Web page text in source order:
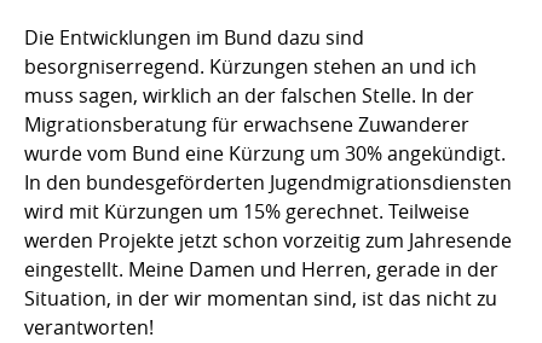
Die Entwicklungen im Bund dazu sind
besorgniserregend. Kürzungen stehen an und ich
muss sagen, wirklich an der falschen Stelle. In der
Migrationsberatung für erwachsene Zuwanderer
wurde vom Bund eine Kürzung um 30% angekündigt.
In den bundesgeförderten Jugendmigrationsdiensten
wird mit Kürzungen um 15% gerechnet. Teilweise
werden Projekte jetzt schon vorzeitig zum Jahresende
eingestellt. Meine Damen und Herren, gerade in der
Situation, in der wir momentan sind, ist das nicht zu
verantworten!